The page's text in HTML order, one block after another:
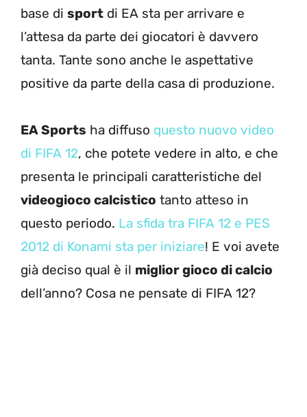
base di sport di EA sta per arrivare e
l’attesa da parte dei giocatori è davvero
tanta. Tante sono anche le aspettative
positive da parte della casa di produzione.
EA Sports ha diffuso questo nuovo video
di FIFA 12, che potete vedere in alto, e che
presenta le principali caratteristiche del
videogioco calcistico tanto atteso in
questo periodo. La sfida tra FIFA 12 e PES
2012 di Konami sta per iniziare! E voi avete
già deciso qual è il miglior gioco di calcio
dell’anno? Cosa ne pensate di FIFA 12?